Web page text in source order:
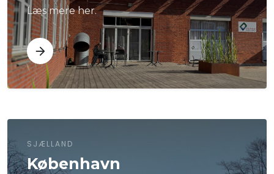
Læs mere her.
SJÆLLAND
København